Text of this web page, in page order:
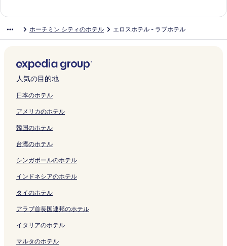
l
c
t
o
の
ー
ジ
を
開
リ
ク
リ
ン
リ
ン
開
く
ク
リ
ン
t
の
ペ
ー
ジ
開
リ
ン
ク
o
ペ
ー
ジ
を
く
ン
ク
ジ
を
リ
ン
ク
o
ペ
ー
ジ
を
く
ン
ク
の
ジ
を
開
く
ン
の
ジ
を
開
く
ン
n
ペ
ー
ジ
を
く
ン
ク
l
i
g
n
a
I
H
G
H
t
l
ペ
ー
ジ
を
i
n
c
-
N
I
A
H
o
p
t
l
i
t
y
t
の
ペ
ー
ジ
開
リ
ン
ク
a
e
Z
n
t
D
1
の
ペ
ジ
開
リ
ン
ク
m
S
t
e
-
e
T
h
a
n
M
r
e
t
A
r
O
p
a
H
t
l
ペ
ー
ジ
を
く
ン
o
i
r
o
t
ペ
ー
ジ
を
く
ン
i
o
t
l
ペ
ジ
を
開
く
ン
o
e
s
d
n
e
の
ペ
ー
を
く
ン
ク
o
P
l
s
e
S
u
n
の
ー
を
く
リ
ン
ク
ホーチミン シティのホテル エロスホテル - ラブホテル
人気の目的地
日本のホテル
アメリカのホテル
韓国のホテル
台湾のホテル
シンガポールのホテル
インドネシアのホテル
タイのホテル
アラブ首長国連邦のホテル
イタリアのホテル
マルタのホテル